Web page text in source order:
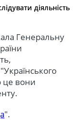
діяльність
Генеральну
це вони
".